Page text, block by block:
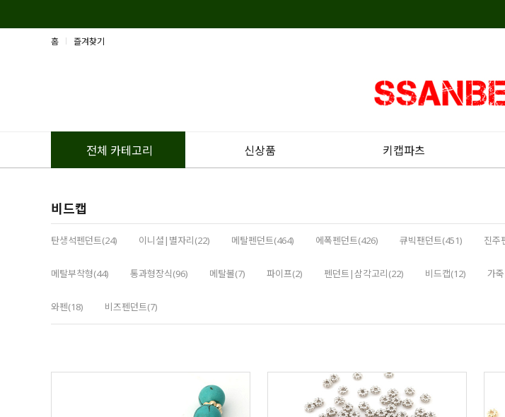
홈 즐겨찾기
전체 카테고리 신상품 키캡파츠
비드캡
탄생석펜던트(24) 이니셜|별자리(22) 메탈펜던트(464) 에폭펜던트(426) 큐빅팬던트(451) 진주
메탈부착형(44) 통과형장식(96) 메탈볼(7) 파이프(2) 펜던트|삼각고리(22) 비드캡(12) 가
와펜(18) 비즈펜던트(7)